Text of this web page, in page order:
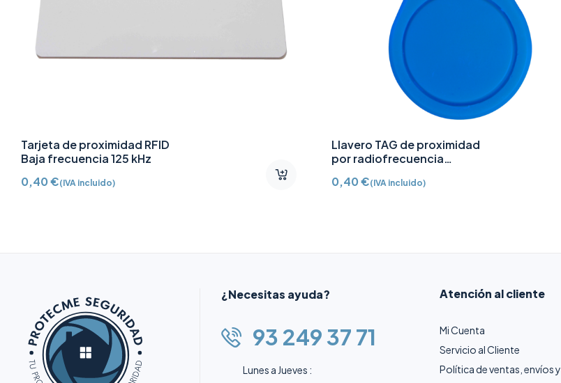
Llavero de acceso sin
contacto Mifare DESFire
8,20€(IVA incluido)
Fuente de alimentación 12V
CC /2A
10,91€(IVA incluido)
¿Necesitas ayuda?
93 249 37 71
Lunes a Jueves :
Atención al cliente
Mi Cuenta
Servicio al Cliente
Política de ventas, envíos y